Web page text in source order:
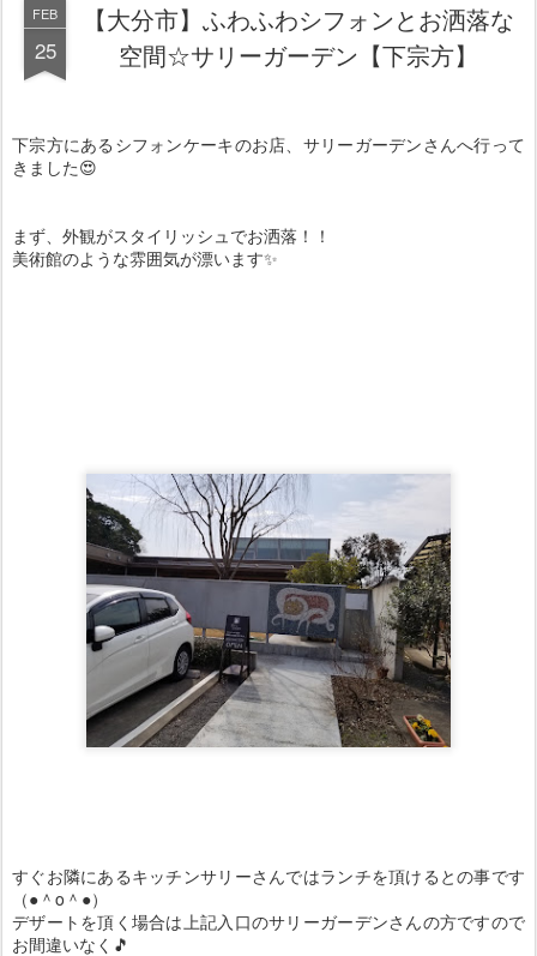
FEB
25
【大分市】ふわふわシフォンとお洒落な
空間☆サリーガーデン【下宗方】
下宗方にあるシフォンケーキのお店、サリーガーデンさんへ行って
きました😍
まず、外観がスタイリッシュでお洒落！！
美術館のような雰囲気が漂います✨
すぐお隣にあるキッチンサリーさんではランチを頂けるとの事です
（●＾o＾●）
デザートを頂く場合は上記入口のサリーガーデンさんの方ですので
お間違いなく🎵